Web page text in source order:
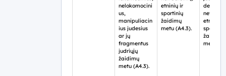
nelokomocini
us,
manipuliacin
ius judesius
ar jų
fragmentus
judriųjų
žaidimų
metu (A4.3).
etninių ir
sportinių
žaidimų
metu (A4.3).
derinius
etninių ir
sportinių
žaidimų
metu